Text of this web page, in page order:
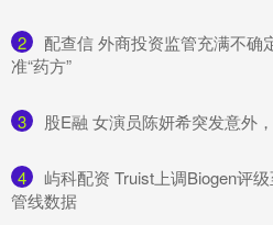
2
配查信 外商投资监管充满不确
准“药方”
3 股E融 女演员陈妍希突发意外
4
屿科配资 Truist上调Biogen评
管线数据